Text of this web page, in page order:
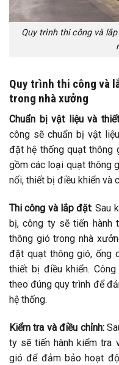
Quy trình thi công và
Quy trình thi công và
trong nhà xưởng
Chuẩn bị vật liệu và
công sẽ chuẩn bị vật
đặt hệ thống quạt thông
gồm các loại quạt thông
nối, thiết bị điều khiển và
Thi công và lắp đặt: Sau
bị, công ty sẽ tiến hành
thông gió trong nhà
đặt quạt thông gió, ống
thiết bị điều khiển.
theo đúng quy trình để
hệ thống.
Kiểm tra và điều chỉnh:
ty sẽ tiến hành kiểm tra
gió để đảm bảo hoạt